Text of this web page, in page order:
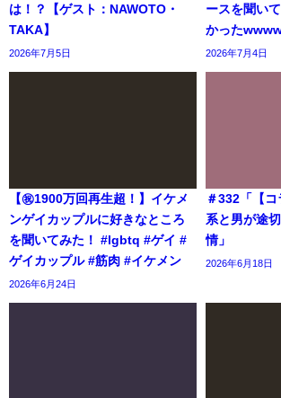
は！？【ゲスト：NAWOTO・
TAKA】
2026年7月5日
ースを聞い
かった
2026年7月4日
【㊗️1900万回再生超！】イケメ
ンゲイカップルに好きなところ
を聞いてみた！ #lgbtq #ゲイ #
ゲイカップル #筋肉 #イケメン
2026年6月24日
＃332「【
系と男が途
情」
2026年6月18日